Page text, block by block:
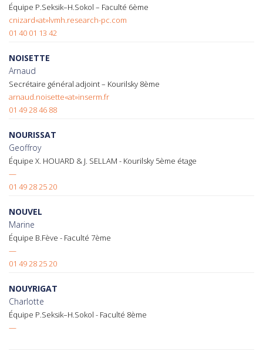
Équipe P.Seksik–H.Sokol – Faculté 6ème
cnizard«at»lvmh.research-pc.com
01 40 01 13 42
NOISETTE
Arnaud
Secrétaire général adjoint – Kourilsky 8ème
arnaud.noisette«at»inserm.fr
01 49 28 46 88
NOURISSAT
Geoffroy
Équipe X. HOUARD & J. SELLAM - Kourilsky 5ème étage
—
01 49 28 25 20
NOUVEL
Marine
Équipe B.Fève - Faculté 7ème
—
01 49 28 25 20
NOUYRIGAT
Charlotte
Équipe P.Seksik–H.Sokol - Faculté 8ème
—